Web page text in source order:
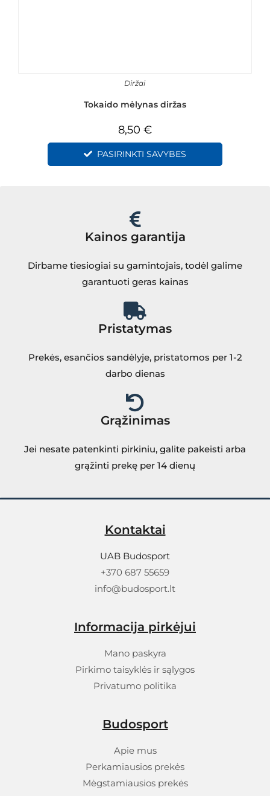
Diržai
Tokaido mėlynas diržas
8,50 €
PASIRINKTI SAVYBES
Kainos garantija
Dirbame tiesiogiai su gamintojais, todėl galime
garantuoti geras kainas
Pristatymas
Prekės, esančios sandėlyje, pristatomos per 1-2
darbo dienas
Grąžinimas
Jei nesate patenkinti pirkiniu, galite pakeisti arba
grąžinti prekę per 14 dienų
Kontaktai
UAB Budosport
+370 687 55659
info@budosport.lt
Informacija pirkėjui
Mano paskyra
Pirkimo taisyklės ir sąlygos
Privatumo politika
Budosport
Apie mus
Perkamiausios prekės
Mėgstamiausios prekės